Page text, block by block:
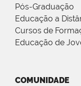
Pós-Graduação
Educação a
Cursos de
Educação de
COMUNIDADE